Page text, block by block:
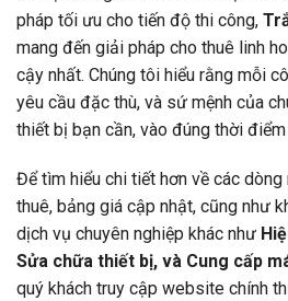
pháp tối ưu cho tiến độ thi công,
mang đến giải pháp cho thuê linh
cậy nhất. Chúng tôi hiểu rằng mỗi
yêu cầu đặc thù, và sứ mệnh của
thiết bị bạn cần, vào đúng thời điểm
Để tìm hiểu chi tiết hơn về các
thuê, bảng giá cập nhật, cũng như
dịch vụ chuyên nghiệp khác như
Sửa chữa thiết bị, và Cung cấp
quý khách truy cập website chính